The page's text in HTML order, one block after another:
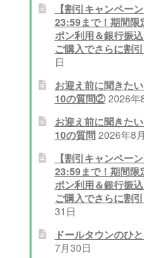
【割引キャンペー
23:59まで！期間限
ポン利用＆銀行振
ご購入でさらに割引
日
お迎え前に聞きた
10の質問② 2026年
お迎え前に聞きた
10の質問 2026年8
【割引キャンペー
23:59まで！期間限
ポン利用＆銀行振
ご購入でさらに割引
31日
ドールタウンのひ
7月30日